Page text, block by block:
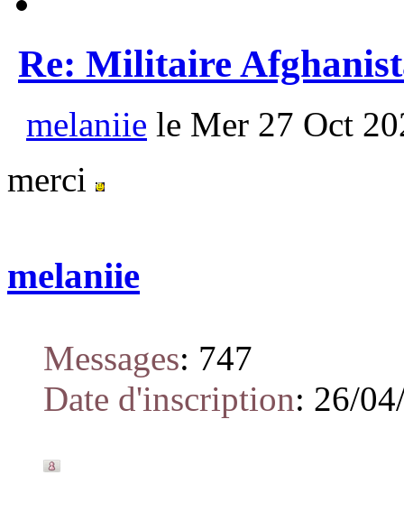
Re: Militaire
melaniie le Mer 27 Oct
merci
melaniie
Messages: 747
Date d'inscription: 26/